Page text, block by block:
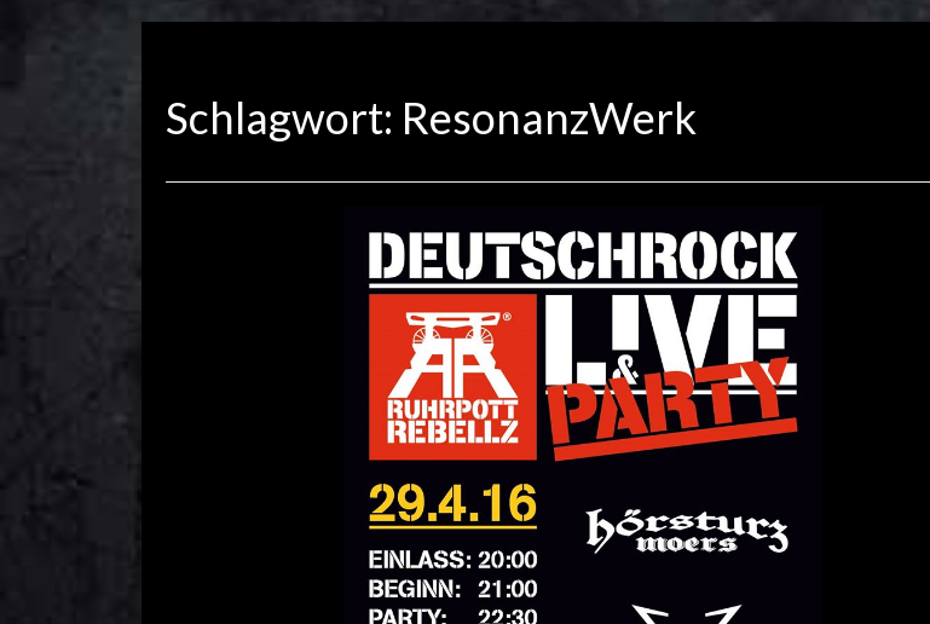
Schlagwort: ResonanzWerk
Deutschrock LIVE – 29/04/16 – ResonanzWerk – Oberhausen
3. April 2016
Sascha
Comment is Closed
READ MORE